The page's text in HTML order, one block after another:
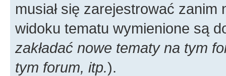
musiał się zarejestrować
widoku tematu wymienione są
zakładać nowe tematy na tym
tym forum, itp.).